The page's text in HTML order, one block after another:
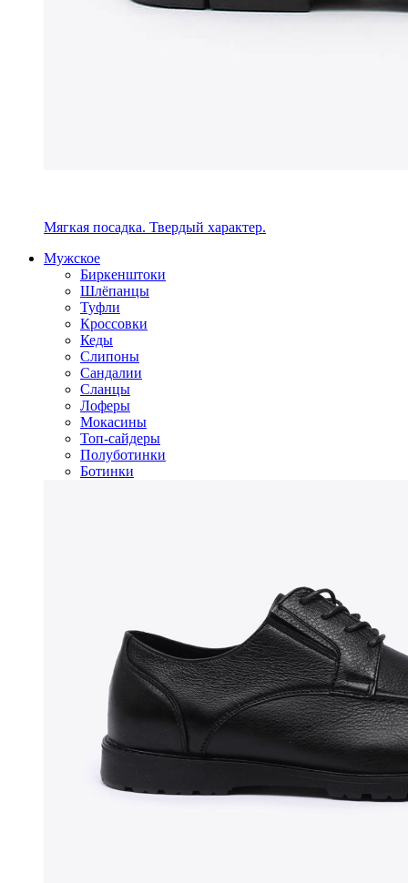
Мягкая посадка. Твердый характер.
Мужское
Биркенштоки
Шлёпанцы
Туфли
Кроссовки
Кеды
Слипоны
Сандалии
Сланцы
Лоферы
Мокасины
Топ-сайдеры
Полуботинки
Ботинки